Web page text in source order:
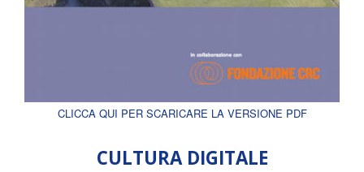
CLICCA QUI PER SCARICARE LA VERSIONE PDF
CULTURA DIGITALE